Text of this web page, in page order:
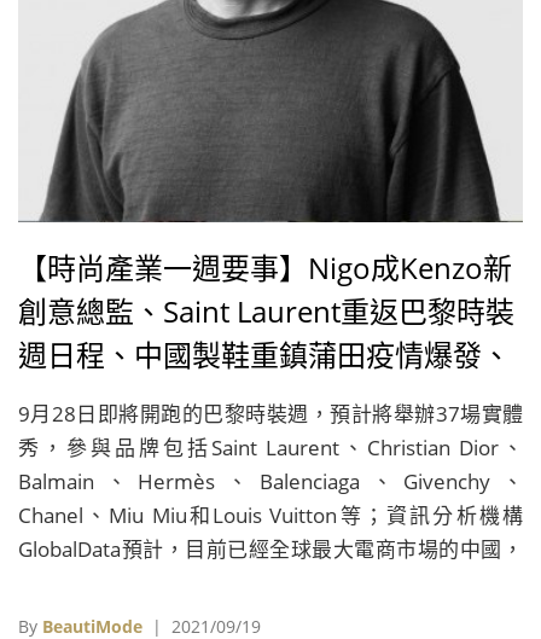
【時尚產業一週要事】Nigo成Kenzo新
創意總監、Saint Laurent重返巴黎時裝
週日程、中國製鞋重鎮蒲田疫情爆發、
新疆棉事件令H&M上季業績慘淡
9月28日即將開跑的巴黎時裝週，預計將舉辦37場實體
秀，參與品牌包括Saint Laurent、Christian Dior、
Balmain、Hermès、Balenciaga、Givenchy、
Chanel、Miu Miu和Louis Vuitton等；資訊分析機構
GlobalData預計，目前已經全球最大電商市場的中國，
By BeautiMode | 2021/09/19